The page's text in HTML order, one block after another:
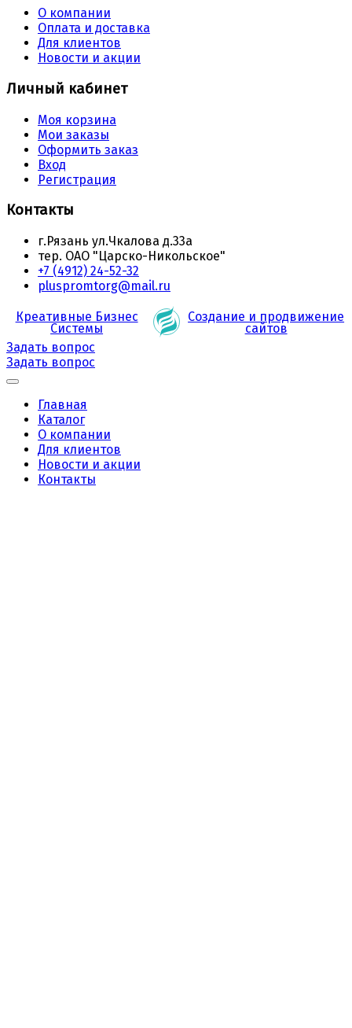
О компании
Оплата и доставка
Для клиентов
Новости и акции
Личный кабинет
Моя корзина
Мои заказы
Оформить заказ
Вход
Регистрация
Контакты
г.Рязань ул.Чкалова д.33а
тер. ОАО "Царско-Никольское"
+7 (4912) 24-52-32
pluspromtorg@mail.ru
Креативные Бизнес
Системы
Создание и продвижение
сайтов
Задать вопрос
Задать вопрос
Главная
Каталог
О компании
Для клиентов
Новости и акции
Контакты